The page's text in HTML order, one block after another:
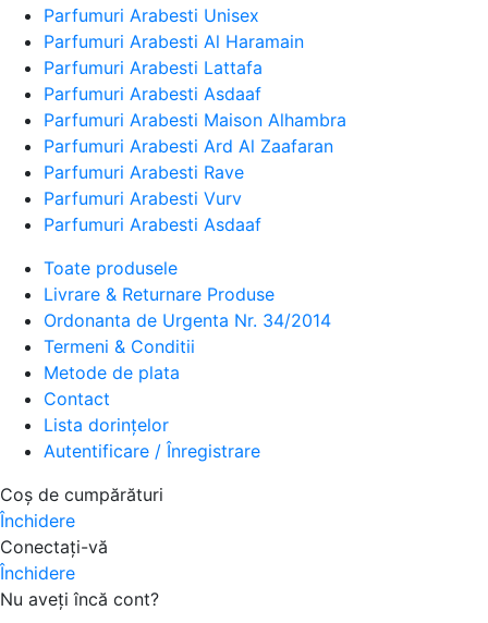
Parfumuri Arabesti Unisex
Parfumuri Arabesti Al Haramain
Parfumuri Arabesti Lattafa
Parfumuri Arabesti Asdaaf
Parfumuri Arabesti Maison Alhambra
Parfumuri Arabesti Ard Al Zaafaran
Parfumuri Arabesti Rave
Parfumuri Arabesti Vurv
Parfumuri Arabesti Asdaaf
Toate produsele
Livrare & Returnare Produse
Ordonanta de Urgenta Nr. 34/2014
Termeni & Conditii
Metode de plata
Contact
Lista dorințelor
Autentificare / Înregistrare
Coș de cumpărături
Închidere
Conectați-vă
Închidere
Nu aveți încă cont?